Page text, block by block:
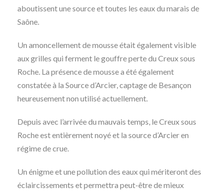
aboutissent une source et toutes les eaux du marais de
Saône.
Un amoncellement de mousse était également visible
aux grilles qui ferment le gouffre perte du Creux sous
Roche. La présence de mousse a été également
constatée à la Source d’Arcier, captage de Besançon
heureusement non utilisé actuellement.
Depuis avec l’arrivée du mauvais temps, le Creux sous
Roche est entièrement noyé et la source d’Arcier en
régime de crue.
Un énigme et une pollution des eaux qui mériteront des
éclaircissements et permettra peut-être de mieux